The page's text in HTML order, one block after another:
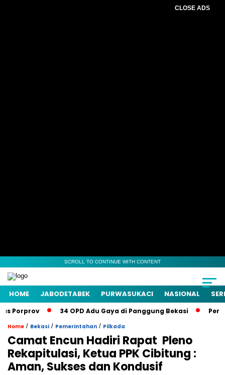
CLOSE ADS
SCROLL TO CONTINUE WITH CONTENT
HOME JABODETABEK PURWASUKACI NASIONAL
Porprov 34 OPD Adu Gaya di Panggung Bekasi
Home / Bekasi / Pemerintahan / Pilkada
Camat Encun Hadiri Rapat Pleno
Rekapitulasi, Ketua PPK Cibitung :
Aman, Sukses dan Kondusif